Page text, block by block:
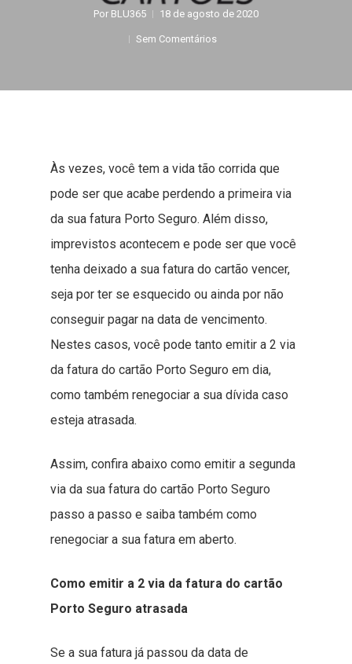
Por BLU365 18 de agosto de 2020
Sem Comentários
Às vezes, você tem a vida tão corrida que
pode ser que acabe perdendo a primeira via
da sua fatura Porto Seguro. Além disso,
imprevistos acontecem e pode ser que você
tenha deixado a sua fatura do cartão vencer,
seja por ter se esquecido ou ainda por não
conseguir pagar na data de vencimento.
Nestes casos, você pode tanto emitir a 2 via
da fatura do cartão Porto Seguro em dia,
como também renegociar a sua dívida caso
esteja atrasada.
Assim, confira abaixo como emitir a segunda
via da sua fatura do cartão Porto Seguro
passo a passo e saiba também como
renegociar a sua fatura em aberto.
Como emitir a 2 via da fatura do cartão
Porto Seguro atrasada
Se a sua fatura já passou da data de